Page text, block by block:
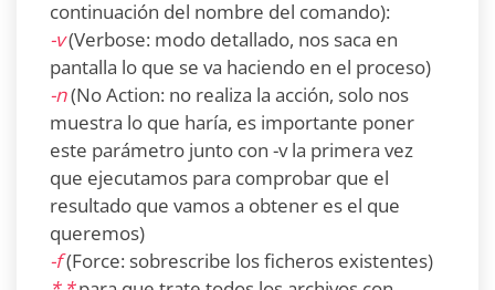
continuación del nombre del comando):
-v(Verbose: modo detallado, nos saca en
pantalla lo que se va haciendo en el proceso)
-n(No Action: no realiza la acción, solo nos
muestra lo que haría, es importante poner
este parámetro junto con -v la primera vez
que ejecutamos para comprobar que el
resultado que vamos a obtener es el que
queremos)
-f(Force: sobrescribe los ficheros existentes)